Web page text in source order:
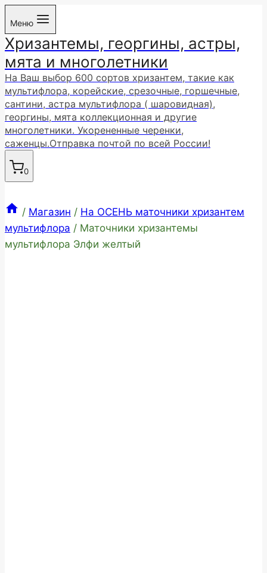
Перейти
содержимому
Меню
Хризантемы, георгины, астры,
мята и многолетники
На Ваш выбор 600 сортов хризантем, такие как
мультифлора, корейские, срезочные, горшечные,
сантини, астра мультифлора ( шаровидная),
георгины, мята коллекционная и другие
многолетники. Укорененные черенки,
саженцы.Отправка почтой по всей России!
0
/ Магазин / На ОСЕНЬ маточники хризантем
мультифлора / Маточники хризантемы
мультифлора Элфи желтый